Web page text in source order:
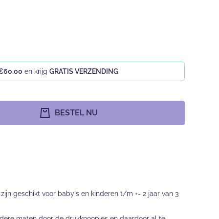
en krijgGRATIS VERZENDING
BESTEL NU
geschikt voor baby's en kinderen t/m +- 2 jaar van 3